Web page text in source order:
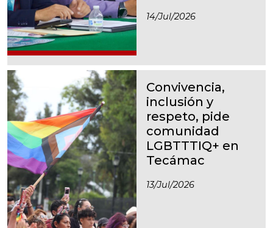
14/jul/2026
Convivencia,
inclusión y
respeto, pide
comunidad
LGBTTTIQ+ en
Tecámac
13/jul/2026